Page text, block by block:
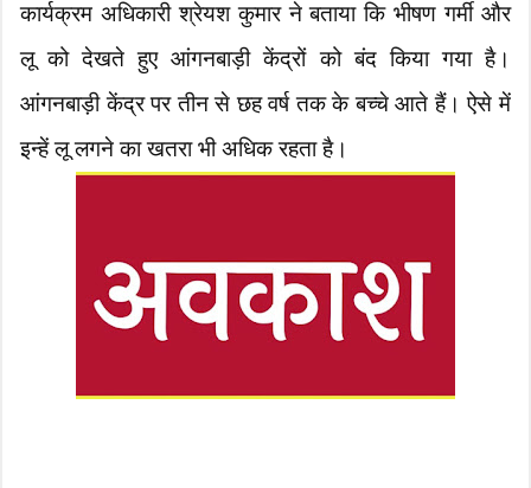
कार्यक्रम अधिकारी श्रेयश कुमार ने बताया कि भीषण गर्मी और
लू को देखते हुए आंगनबाड़ी केंद्रों को बंद किया गया है।
आंगनबाड़ी केंद्र पर तीन से छह वर्ष तक के बच्चे आते हैं। ऐसे में
इन्हें लू लगने का खतरा भी अधिक रहता है।